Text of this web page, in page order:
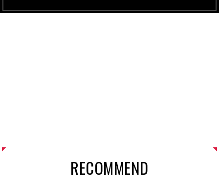
RECOMMEND